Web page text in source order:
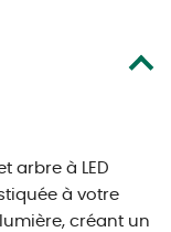
arbre à LED
à votre
créant un